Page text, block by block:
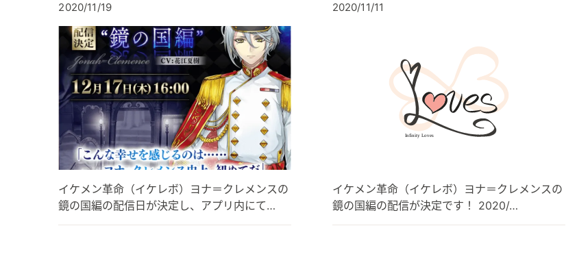
2020/11/19
イケメン革命（イケレボ）ヨナ＝クレメンスの
鏡の国編の配信日が決定し、アプリ内にて…
2020/11/11
イケメン革命（イケレボ）ヨナ＝クレメンスの
鏡の国編の配信が決定です！ 2020/…